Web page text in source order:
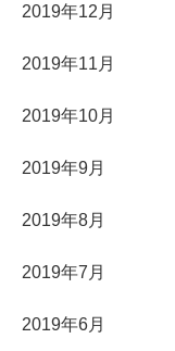
2019年12月
2019年11月
2019年10月
2019年9月
2019年8月
2019年7月
2019年6月